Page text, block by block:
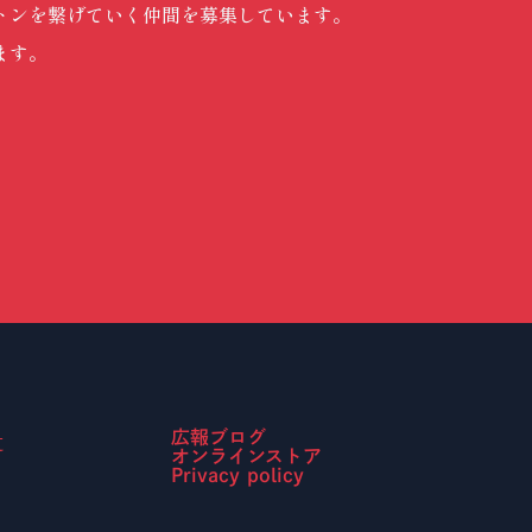
を繋げていく仲間を募集しています。
。
広報ブログ
オンラインストア
Privacy policy